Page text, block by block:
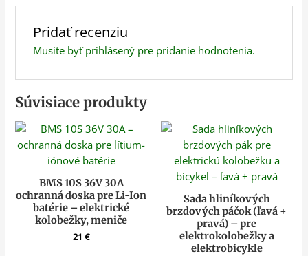
Pridať recenziu
Musíte byťprihlásenýpre pridanie hodnotenia.
Súvisiace produkty
BMS 10S 36V 30A
ochranná doska pre Li-Ion
batérie – elektrické
kolobežky, meniče
21€
Sada hliníkových
brzdových páčok (ľavá +
pravá) – pre
elektrokolobežky a
elektrobicykle